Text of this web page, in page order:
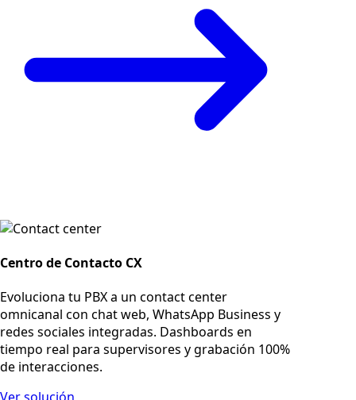
Centro de Contacto CX
Evoluciona tu PBX a un contact center
omnicanal con chat web, WhatsApp Business y
redes sociales integradas. Dashboards en
tiempo real para supervisores y grabación 100%
de interacciones.